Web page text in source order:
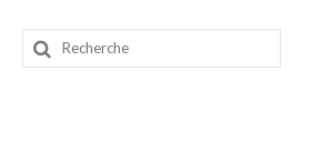
Rechercher
: